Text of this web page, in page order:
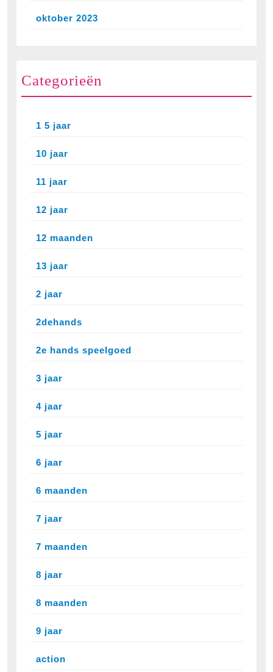
oktober 2023
Categorieën
1 5 jaar
10 jaar
11 jaar
12 jaar
12 maanden
13 jaar
2 jaar
2dehands
2e hands speelgoed
3 jaar
4 jaar
5 jaar
6 jaar
6 maanden
7 jaar
7 maanden
8 jaar
8 maanden
9 jaar
action